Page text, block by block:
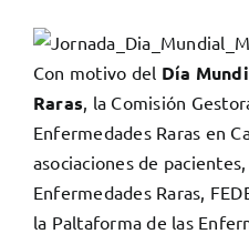
Con motivo del Día
Raras , la Comisión
Enfermedades Raras en
asociaciones de
Enfermedades Raras,
la Paltaforma de las